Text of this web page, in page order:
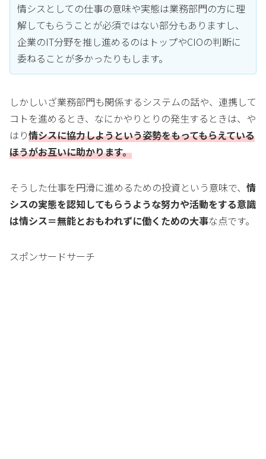
情シスとしての仕事の意味や実態は業務部門の方に理
解してもらうことが必須ではない部分もありますし、
企業のIT分野を推し進めるのはトップやCIOの判断に
委ねることが多かったりもします。
しかしいざ業務部門も関係するシステムの話や、連携して
コトを進めるとき、なにかやりとりの発生するときは、や
はり情シスに協力しようという姿勢をもってもらえている
ほうがお互いに助かります。
そうした仕事を円滑に進めるための投資という意味で、 情
シスの実態を認知してもらうような努力や活動をする意識
は情シス＝無能とおもわれずに働くための大事な点です。
スポンサードサーチ